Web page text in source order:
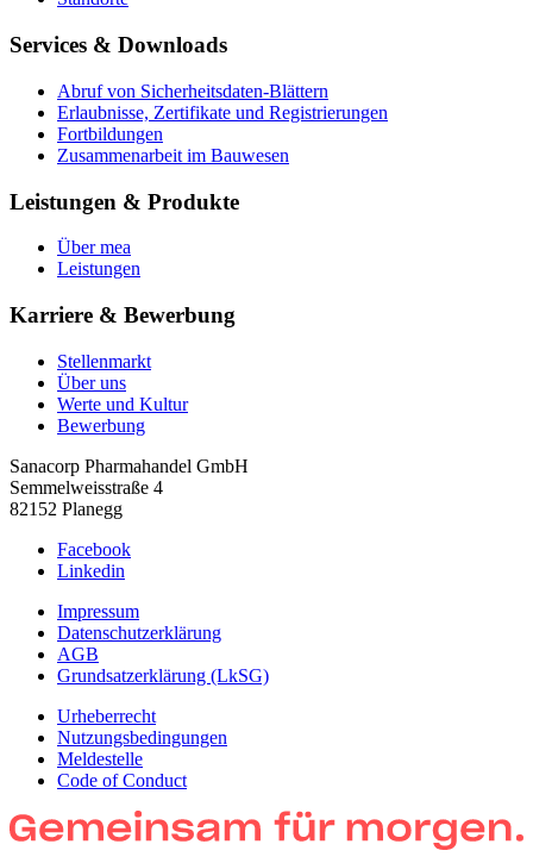
Services & Downloads
Abruf von Sicherheitsdaten-Blättern
Erlaubnisse, Zertifikate und Registrierungen
Fortbildungen
Zusammenarbeit im Bauwesen
Leistungen & Produkte
Über mea
Leistungen
Karriere & Bewerbung
Stellenmarkt
Über uns
Werte und Kultur
Bewerbung
Sanacorp Pharmahandel GmbH
Semmelweisstraße 4
82152 Planegg
Facebook
Linkedin
Impressum
Datenschutzerklärung
AGB
Grundsatzerklärung (LkSG)
Urheberrecht
Nutzungsbedingungen
Meldestelle
Code of Conduct